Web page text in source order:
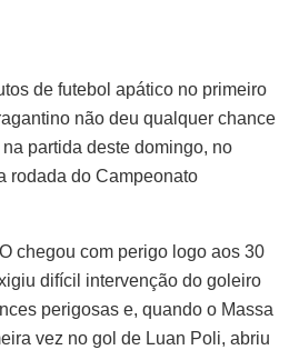
de futebol apático no primeiro
não deu qualquer chance
partida deste domingo, no
rodada do Campeonato
chegou com perigo logo aos 30
difícil intervenção do goleiro
perigosas e, quando o Massa
vez no gol de Luan Poli, abriu